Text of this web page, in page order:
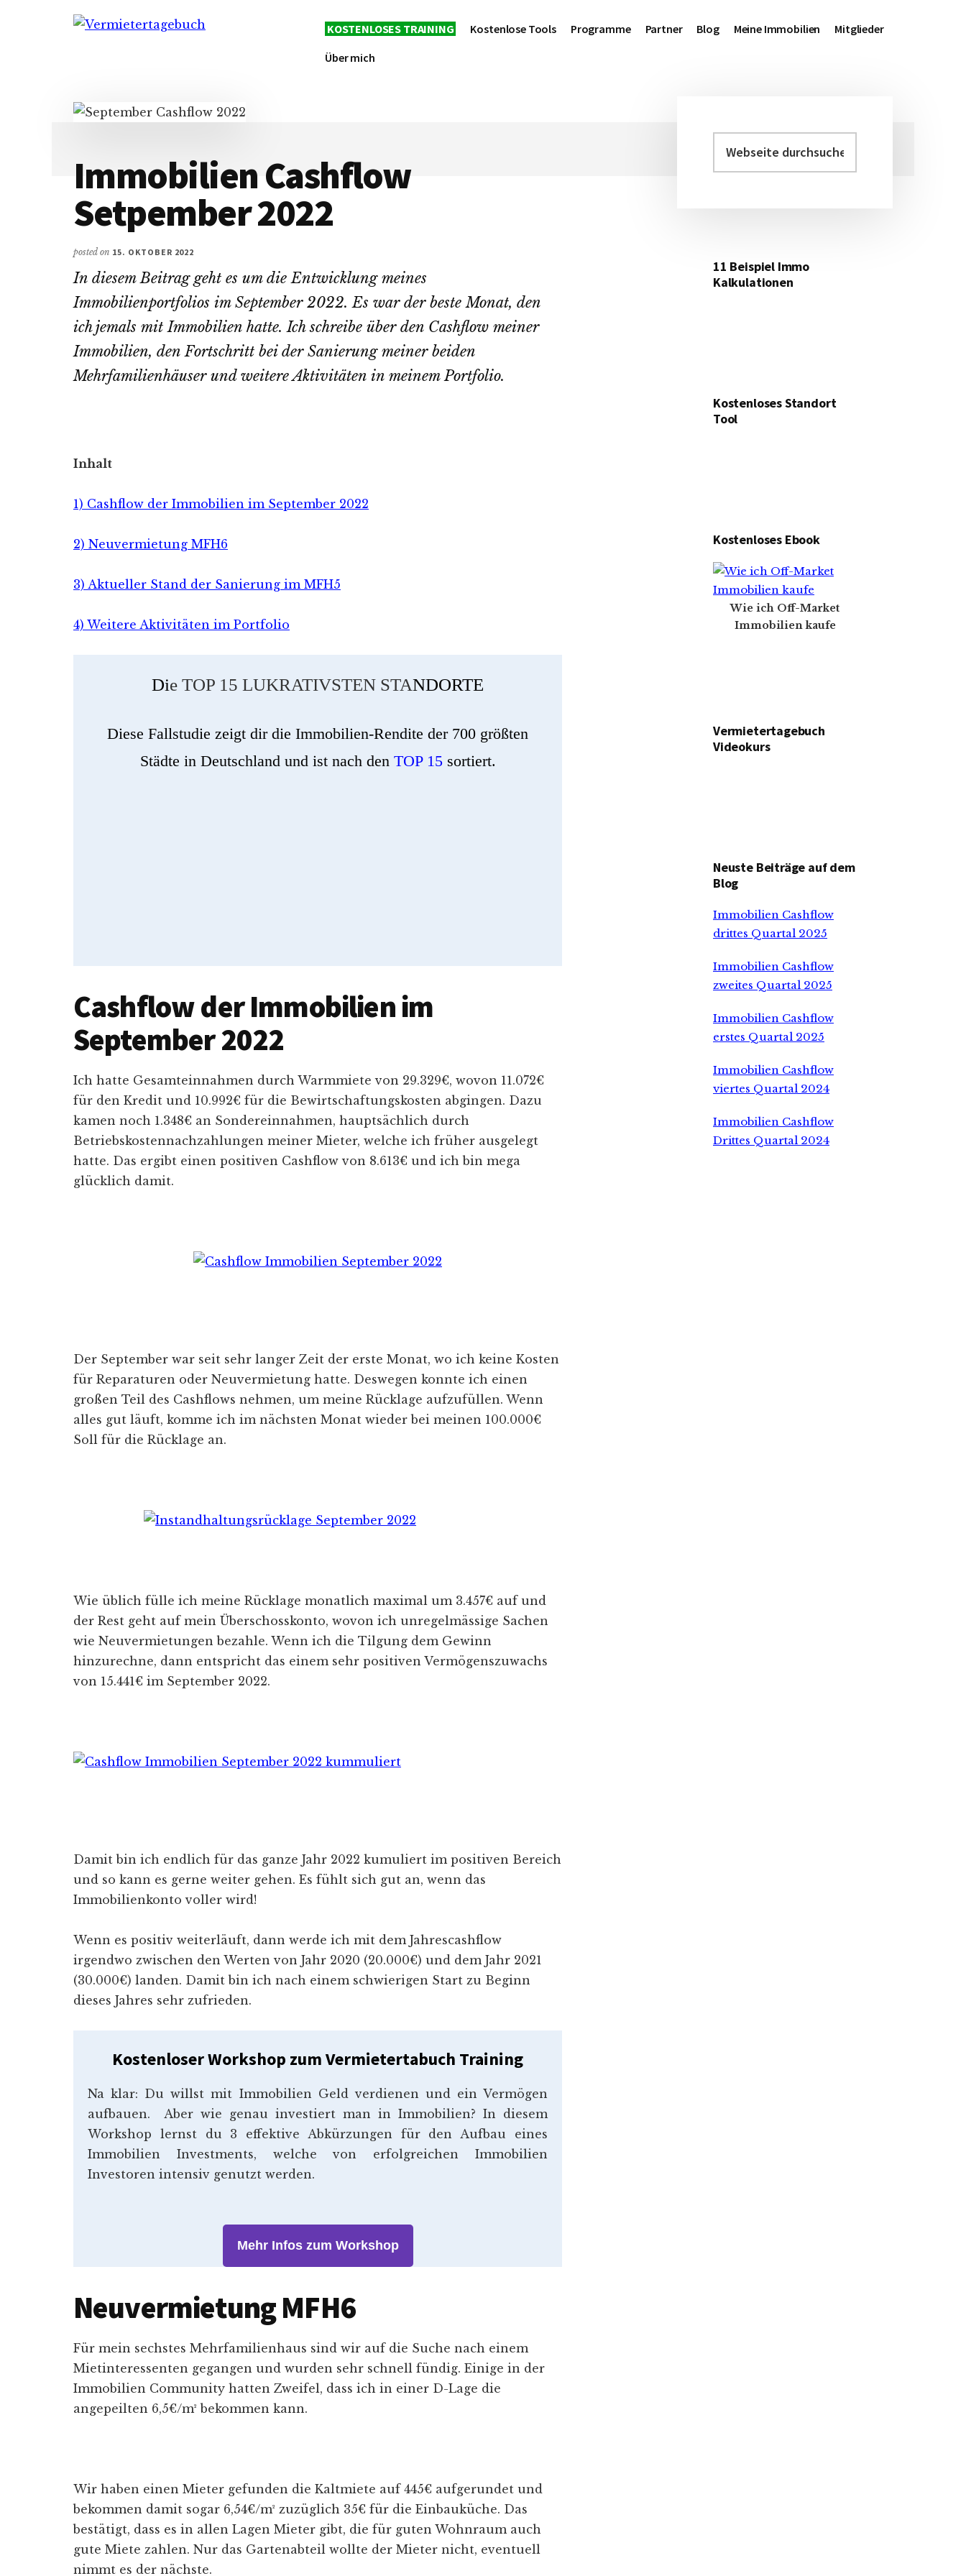
Additional
KOSTENLOSES TRAINING Kostenlose Tools Programme Partner Blog Meine Immobilien
Mitglieder
Über mich
Immobilien Cashflow
Setpember 2022
posted on 15. OKTOBER 2022
In diesem Beitrag geht es um die Entwicklung meines
Immobilienportfolios im September 2022. Es war der beste Monat, den
ich jemals mit Immobilien hatte. Ich schreibe über den Cashflow meiner
Immobilien, den Fortschritt bei der Sanierung meiner beiden
Mehrfamilienhäuser und weitere Aktivitäten in meinem Portfolio.
Inhalt
1) Cashflow der Immobilien im September 2022
2) Neuvermietung MFH6
3) Aktueller Stand der Sanierung im MFH5
4) Weitere Aktivitäten im Portfolio
Die TOP 15 LUKRATIVSTEN STANDORTE
Diese Fallstudie zeigt dir die Immobilien-Rendite der 700 größten
Städte in Deutschland und ist nach den TOP 15sortiert.
Cashflow der Immobilien im
September 2022
Ich hatte Gesamteinnahmen durch Warmmiete von 29.329€, wovon 11.072€
für den Kredit und 10.992€ für die Bewirtschaftungskosten abgingen. Dazu
kamen noch 1.348€ an Sondereinnahmen, hauptsächlich durch
Betriebskostennachzahlungen meiner Mieter, welche ich früher ausgelegt
hatte. Das ergibt einen positiven Cashflow von 8.613€ und ich bin mega
glücklich damit.
Der September war seit sehr langer Zeit der erste Monat, wo ich keine Kosten
für Reparaturen oder Neuvermietung hatte. Deswegen konnte ich einen
großen Teil des Cashflows nehmen, um meine Rücklage aufzufüllen. Wenn
alles gut läuft, komme ich im nächsten Monat wieder bei meinen 100.000€
Soll für die Rücklage an.
Wie üblich fülle ich meine Rücklage monatlich maximal um 3.457€ auf und
der Rest geht auf mein Überschosskonto, wovon ich unregelmässige Sachen
wie Neuvermietungen bezahle. Wenn ich die Tilgung dem Gewinn
hinzurechne, dann entspricht das einem sehr positiven Vermögenszuwachs
von 15.441€ im September 2022.
Damit bin ich endlich für das ganze Jahr 2022 kumuliert im positiven Bereich
und so kann es gerne weiter gehen. Es fühlt sich gut an, wenn das
Immobilienkonto voller wird!
Wenn es positiv weiterläuft, dann werde ich mit dem Jahrescashflow
irgendwo zwischen den Werten von Jahr 2020 (20.000€) und dem Jahr 2021
(30.000€) landen. Damit bin ich nach einem schwierigen Start zu Beginn
dieses Jahres sehr zufrieden.
Kostenloser Workshop zum Vermietertabuch Training
Na klar: Du willst mit Immobilien Geld verdienen und ein Vermögen
aufbauen. Aber wie genau investiert man in Immobilien? In diesem
Workshop lernst du 3 effektive Abkürzungen für den Aufbau eines
Immobilien Investments, welche von erfolgreichen Immobilien
Investoren intensiv genutzt werden.
Mehr Infos zum Workshop
Neuvermietung MFH6
Für mein sechstes Mehrfamilienhaus sind wir auf die Suche nach einem
Mietinteressenten gegangen und wurden sehr schnell fündig. Einige in der
Immobilien Community hatten Zweifel, dass ich in einer D-Lage die
angepeilten 6,5€/m² bekommen kann.
Wir haben einen Mieter gefunden die Kaltmiete auf 445€ aufgerundet und
bekommen damit sogar 6,54€/m² zuzüglich 35€ für die Einbauküche. Das
bestätigt, dass es in allen Lagen Mieter gibt, die für guten Wohnraum auch
gute Miete zahlen. Nur das Gartenabteil wollte der Mieter nicht, eventuell
nimmt es der nächste.
Haupt-
durchsuchen
11 Beispiel Immo
Kalkulationen
Kostenloses Standort
Tool
Kostenloses Ebook
Wie ich Off-Market
Immobilien kaufe
Vermietertagebuch
Videokurs
Neuste Beiträge auf dem
Blog
Immobilien Cashflow
drittes Quartal 2025
Immobilien Cashflow
zweites Quartal 2025
Immobilien Cashflow
erstes Quartal 2025
Immobilien Cashflow
viertes Quartal 2024
Immobilien Cashflow
Drittes Quartal 2024